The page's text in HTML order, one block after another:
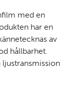
med en
har en
av
hållbarhet.